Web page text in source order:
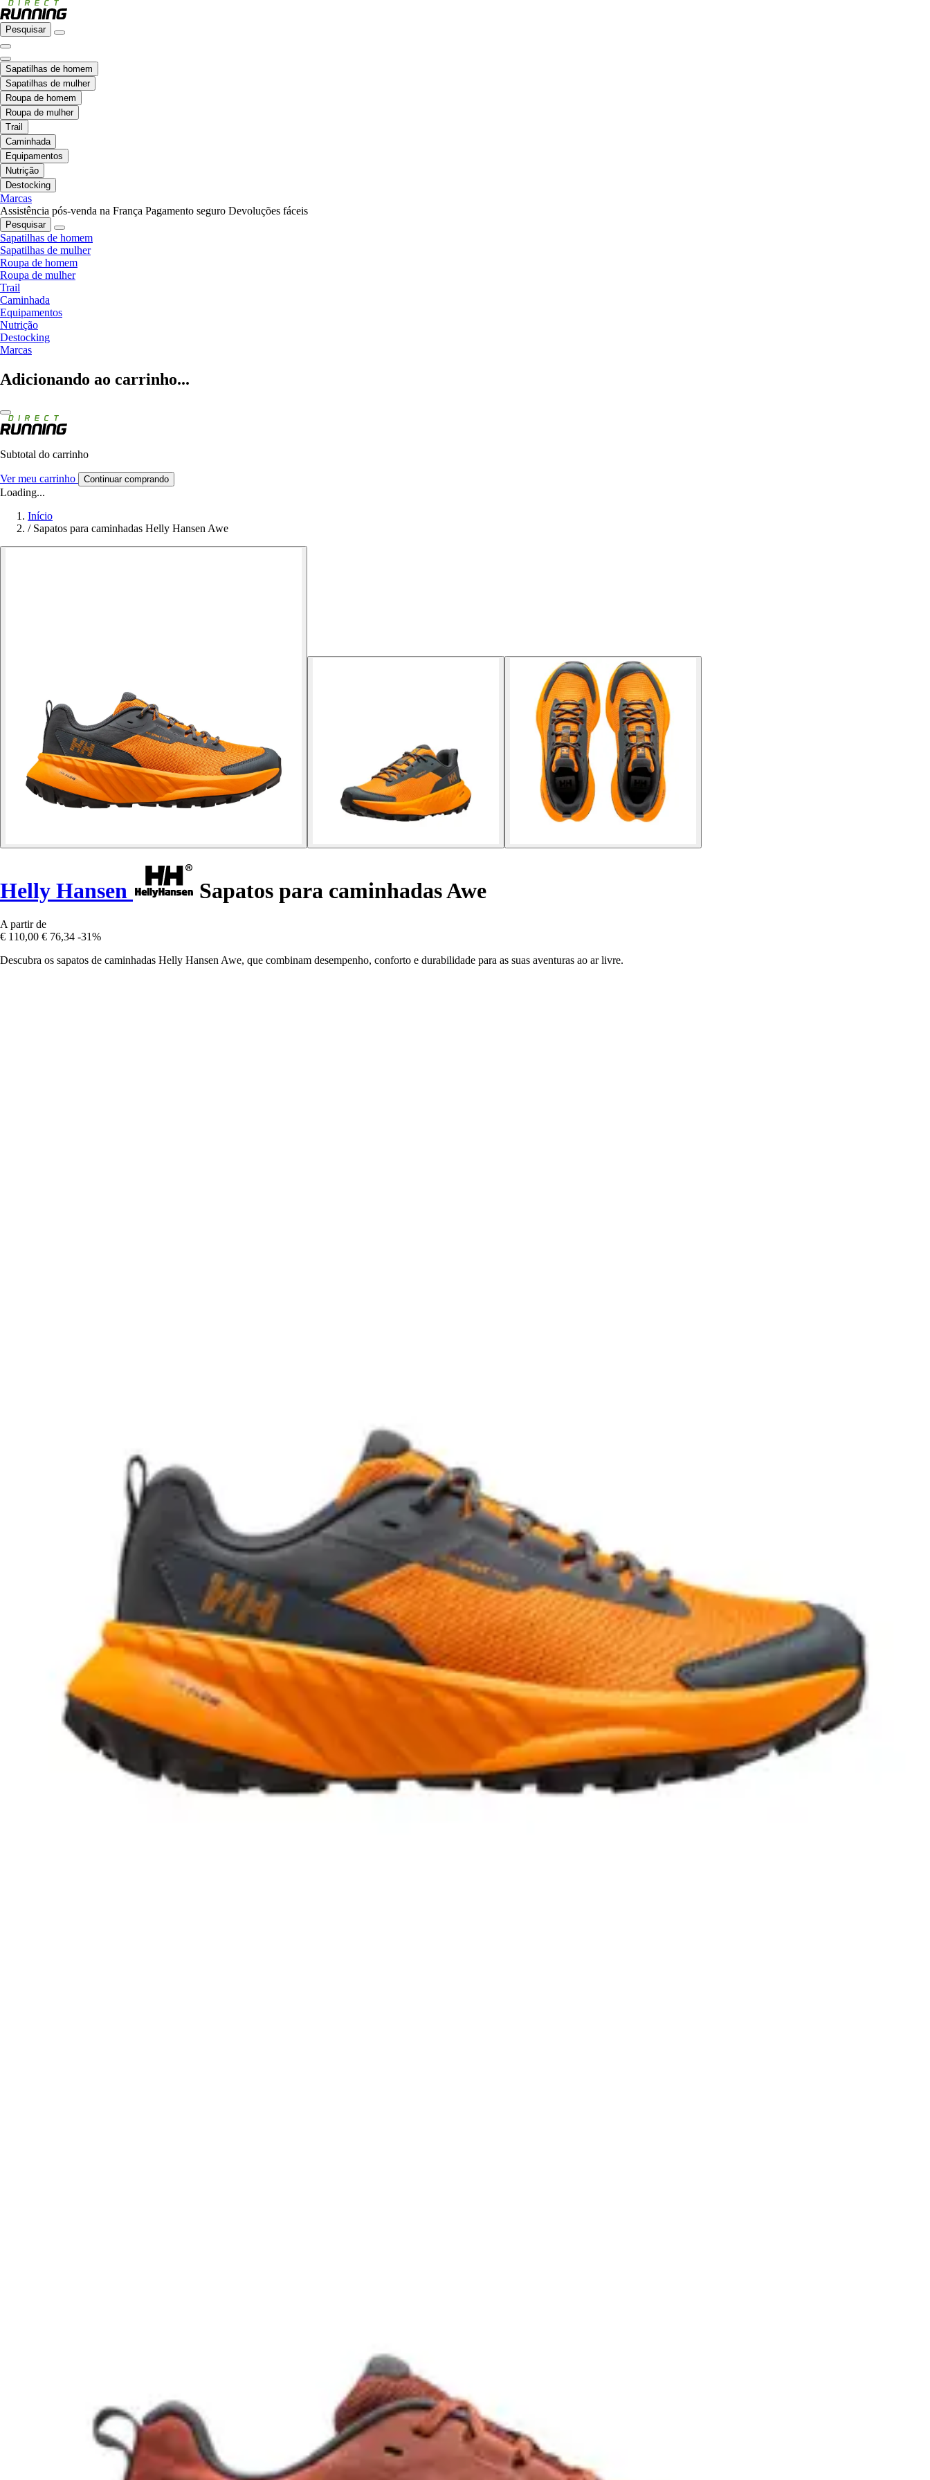
Pesquisar
Sapatilhas de homem
Sapatilhas de mulher
Roupa de homem
Roupa de mulher
Trail
Caminhada
Equipamentos
Nutrição
Destocking
Marcas
Assistência pós-venda na França Pagamento seguro Devoluções fáceis
Pesquisar
Sapatilhas de homem
Sapatilhas de mulher
Roupa de homem
Roupa de mulher
Trail
Caminhada
Equipamentos
Nutrição
Destocking
Marcas
Adicionando ao carrinho...
Subtotal do carrinho
Ver meu carrinho Continuar comprando
Loading...
Início
/ Sapatos para caminhadas Helly Hansen Awe
Helly Hansen Sapatos para caminhadas Awe
A partir de
€ 110,00 € 76,34 -31%
Descubra os sapatos de caminhadas Helly Hansen Awe, que combinam desempenho, conforto e durabilidade para as suas aventuras ao ar livre.